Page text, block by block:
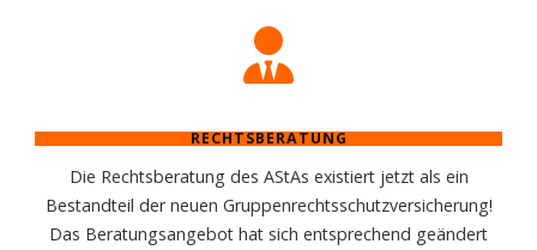
RECHTSBERATUNG
Die Rechtsberatung des AStAs existiert jetzt als ein
Bestandteil der neuen Gruppenrechtsschutzversicherung!
Das Beratungsangebot hat sich entsprechend geändert